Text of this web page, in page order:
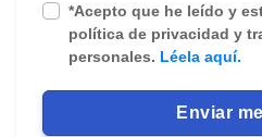
*Acepto que he leído y
política de privacidad y
personales. Léela aquí.